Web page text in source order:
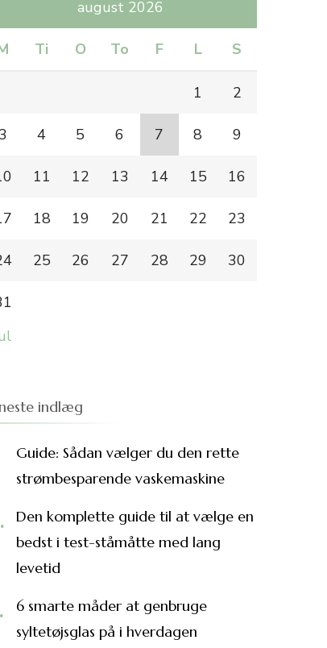
august 2026
Ti O To F L S
1 2
3 4 5 6 7 8 9
11 12 13 14 15 16
18 19 20 21 22 23
25 26 27 28 29 30
indlæg
Guide: Sådan vælger du den rette
strømbesparende vaskemaskine
Den komplette guide til at vælge en
bedst i test-ståmåtte med lang
levetid
6 smarte måder at genbruge
syltetøjsglas på i hverdagen